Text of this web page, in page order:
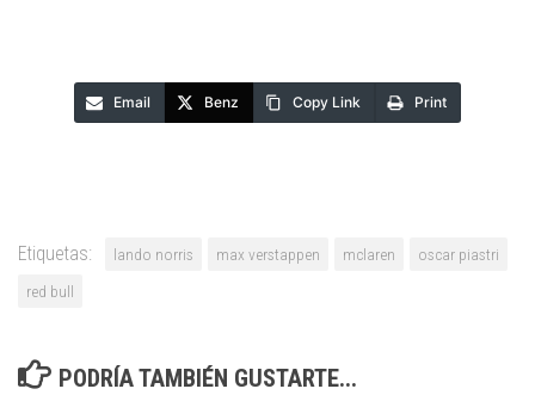
Email Benz Copy Link Print
Etiquetas: lando norris max verstappen mclaren
oscar piastri
red bull
PODRÍA TAMBIÉN GUSTARTE...